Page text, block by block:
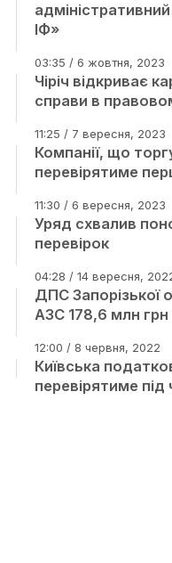
ІФ»
03:35 / 6 жовтня, 2023
Чіріч відкриває
справи в
11:25 / 7 вересня, 2023
Компанії, що
перевірятиме
11:30 / 6 вересня, 2023
Уряд схвалив
перевірок
04:28 / 14 вересня,
ДПС Запорізької
АЗС 178,6 млн
12:00 / 8 червня, 2022
Київська
перевірятиме